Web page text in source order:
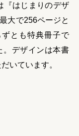
『はじまりのデザ
大で256ページと
とも特典冊子で
。デザインは本書
いています。